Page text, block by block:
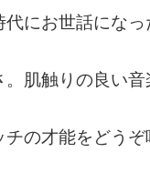
にお世話になっ
肌触りの良い
チの才能をどう